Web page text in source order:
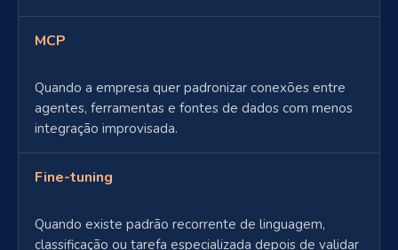
MCP
Quando a empresa quer padronizar conexões entre
agentes, ferramentas e fontes de dados com menos
integração improvisada.
Fine-tuning
Quando existe padrão recorrente de linguagem,
classificação ou tarefa especializada depois de validar